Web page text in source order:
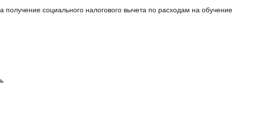
получение cоциального налогового вычета по расходам на обучение